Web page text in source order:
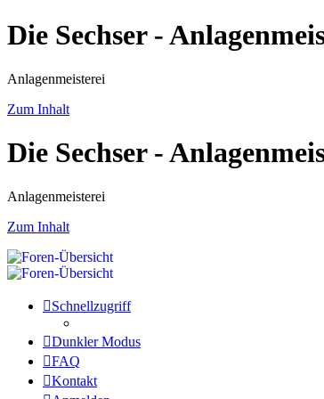
Die Sechser -
Anlagenmeisterei
Zum Inhalt
Die Sechser -
Anlagenmeisterei
Zum Inhalt
Schnellzugriff
Dunkler Modus
FAQ
Kontakt